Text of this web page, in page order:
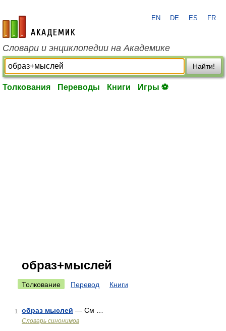
academic.ru
EN DE ES FR
Словари и энциклопедии на Академике
Найти!
Толкования Переводы Книги Игры ⚽
образ+мыслей
Толкование Перевод Книги
1 образ мыслей — См …
Словарь синонимов